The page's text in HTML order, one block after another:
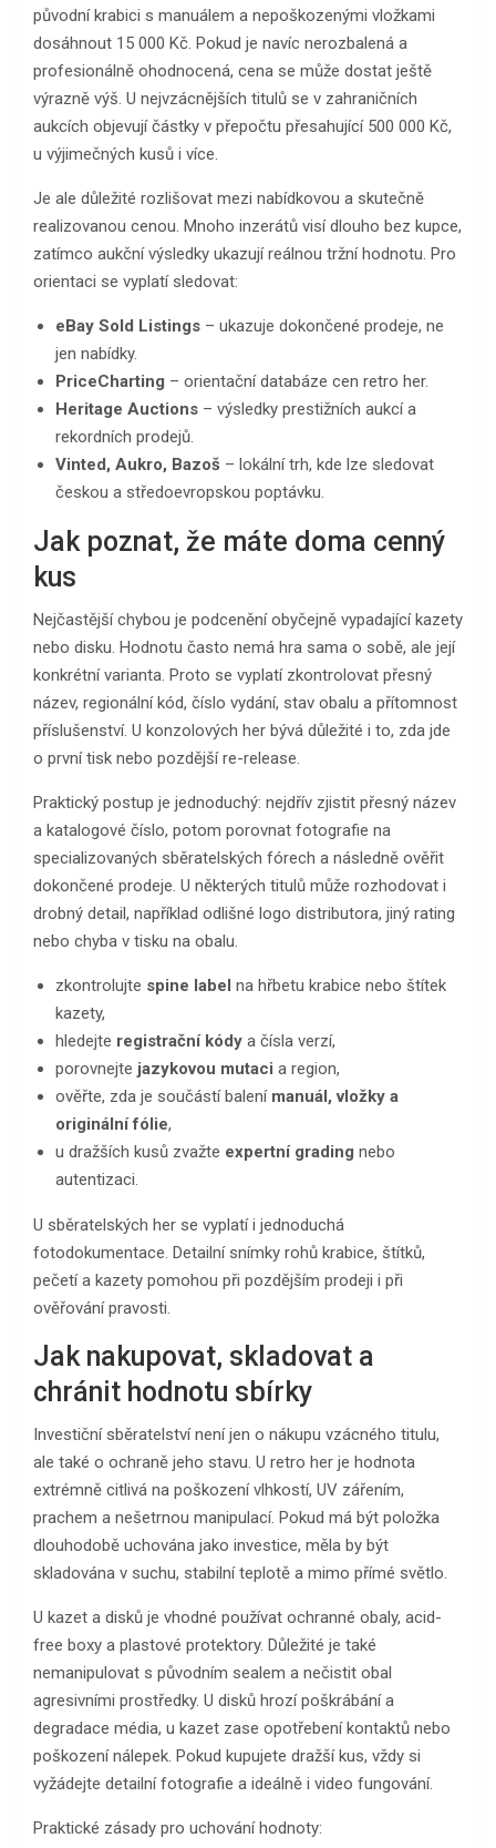
původní krabici s manuálem a nepoškozenými vložkami
dosáhnout 15 000 Kč. Pokud je navíc nerozbalená a
profesionálně ohodnocená, cena se může dostat ještě
výrazně výš. U nejvzácnějších titulů se v zahraničních
aukcích objevují částky v přepočtu přesahující 500 000 Kč,
u výjimečných kusů i více.
Je ale důležité rozlišovat mezi nabídkovou a skutečně
realizovanou cenou. Mnoho inzerátů visí dlouho bez kupce,
zatímco aukční výsledky ukazují reálnou tržní hodnotu. Pro
orientaci se vyplatí sledovat:
eBay Sold Listings – ukazuje dokončené prodeje, ne
jen nabídky.
PriceCharting – orientační databáze cen retro her.
Heritage Auctions – výsledky prestižních aukcí a
rekordních prodejů.
Vinted, Aukro, Bazoš – lokální trh, kde lze sledovat
českou a středoevropskou poptávku.
Jak poznat, že máte doma cenný
kus
Nejčastější chybou je podcenění obyčejně vypadající kazety
nebo disku. Hodnotu často nemá hra sama o sobě, ale její
konkrétní varianta. Proto se vyplatí zkontrolovat přesný
název, regionální kód, číslo vydání, stav obalu a přítomnost
příslušenství. U konzolových her bývá důležité i to, zda jde
o první tisk nebo pozdější re-release.
Praktický postup je jednoduchý: nejdřív zjistit přesný název
a katalogové číslo, potom porovnat fotografie na
specializovaných sběratelských fórech a následně ověřit
dokončené prodeje. U některých titulů může rozhodovat i
drobný detail, například odlišné logo distributora, jiný rating
nebo chyba v tisku na obalu.
zkontrolujte spine label na hřbetu krabice nebo štítek
kazety,
hledejte registrační kódy a čísla verzí,
porovnejte jazykovou mutaci a region,
ověřte, zda je součástí balení manuál, vložky a
originální fólie,
u dražších kusů zvažte expertní grading nebo
autentizaci.
U sběratelských her se vyplatí i jednoduchá
fotodokumentace. Detailní snímky rohů krabice, štítků,
pečetí a kazety pomohou při pozdějším prodeji i při
ověřování pravosti.
Jak nakupovat, skladovat a
chránit hodnotu sbírky
Investiční sběratelství není jen o nákupu vzácného titulu,
ale také o ochraně jeho stavu. U retro her je hodnota
extrémně citlivá na poškození vlhkostí, UV zářením,
prachem a nešetrnou manipulací. Pokud má být položka
dlouhodobě uchována jako investice, měla by být
skladována v suchu, stabilní teplotě a mimo přímé světlo.
U kazet a disků je vhodné používat ochranné obaly, acid-
free boxy a plastové protektory. Důležité je také
nemanipulovat s původním sealem a nečistit obal
agresivními prostředky. U disků hrozí poškrábání a
degradace média, u kazet zase opotřebení kontaktů nebo
poškození nálepek. Pokud kupujete dražší kus, vždy si
vyžádejte detailní fotografie a ideálně i video fungování.
Praktické zásady pro uchování hodnoty: